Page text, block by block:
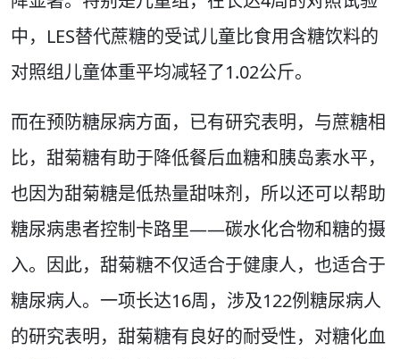
中，LES替代蔗糖的受试儿童比食用含糖饮料的
对照组儿童体重平均减轻了1.02公斤。
而在预防糖尿病方面，已有研究表明，与蔗糖相
比，甜菊糖有助于降低餐后血糖和胰岛素水平，
也因为甜菊糖是低热量甜味剂，所以还可以帮助
糖尿病患者控制卡路里——碳水化合物和糖的摄
入。因此，甜菊糖不仅适合于健康人，也适合于
糖尿病人。一项长达16周，涉及122例糖尿病人
的研究表明，甜菊糖有良好的耐受性，对糖化血